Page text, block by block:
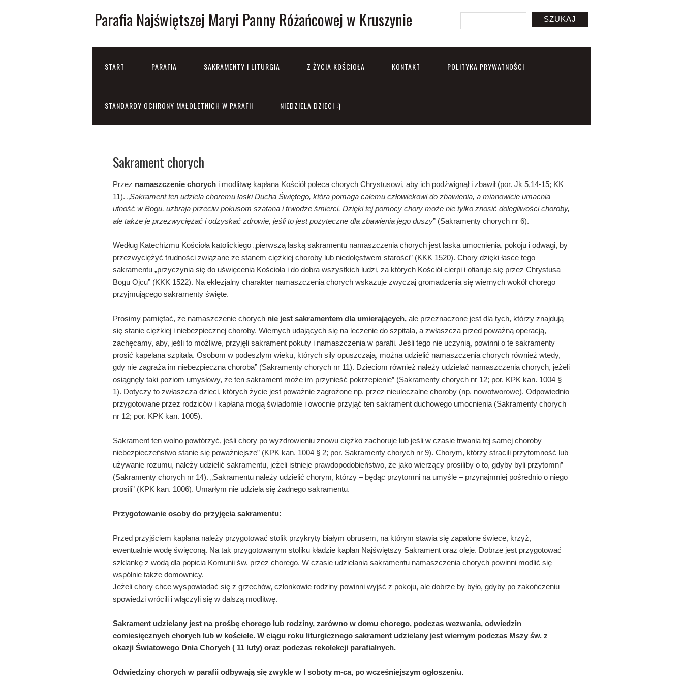
Parafia Najświętszej Maryi Panny Różańcowej w Kruszynie SZUKAJ
START PARAFIA SAKRAMENTY I LITURGIA Z ŻYCIA KOŚCIOŁA KONTAKT POLITYKA PRYWATNOŚCI
STANDARDY OCHRONY MAŁOLETNICH W PARAFII NIEDZIELA DZIECI :)
Sakrament chorych
Przez namaszczenie chorych i modlitwę kapłana Kościół poleca chorych Chrystusowi, aby ich podźwignął i zbawił (por. Jk 5,14-15; KK
11). „Sakrament ten udziela choremu łaski Ducha Świętego, która pomaga całemu człowiekowi do zbawienia, a mianowicie umacnia
ufność w Bogu, uzbraja przeciw pokusom szatana i trwodze śmierci. Dzięki tej pomocy chory może nie tylko znosić dolegliwości choroby,
ale także je przezwyciężać i odzyskać zdrowie, jeśli to jest pożyteczne dla zbawienia jego duszy” (Sakramenty chorych nr 6).
Według Katechizmu Kościoła katolickiego „pierwszą łaską sakramentu namaszczenia chorych jest łaska umocnienia, pokoju i odwagi, by
przezwyciężyć trudności związane ze stanem ciężkiej choroby lub niedołęstwem starości” (KKK 1520). Chory dzięki łasce tego
sakramentu „przyczynia się do uświęcenia Kościoła i do dobra wszystkich ludzi, za których Kościół cierpi i ofiaruje się przez Chrystusa
Bogu Ojcu” (KKK 1522). Na eklezjalny charakter namaszczenia chorych wskazuje zwyczaj gromadzenia się wiernych wokół chorego
przyjmującego sakramenty święte.
Prosimy pamiętać, że namaszczenie chorych nie jest sakramentem dla umierających, ale przeznaczone jest dla tych, którzy znajdują
się stanie ciężkiej i niebezpiecznej choroby. Wiernych udających się na leczenie do szpitala, a zwłaszcza przed poważną operacją,
zachęcamy, aby, jeśli to możliwe, przyjęli sakrament pokuty i namaszczenia w parafii. Jeśli tego nie uczynią, powinni o te sakramenty
prosić kapelana szpitala. Osobom w podeszłym wieku, których siły opuszczają, można udzielić namaszczenia chorych również wtedy,
gdy nie zagraża im niebezpieczna choroba” (Sakramenty chorych nr 11). Dzieciom również należy udzielać namaszczenia chorych, jeżeli
osiągnęły taki poziom umysłowy, że ten sakrament może im przynieść pokrzepienie” (Sakramenty chorych nr 12; por. KPK kan. 1004 §
1). Dotyczy to zwłaszcza dzieci, których życie jest poważnie zagrożone np. przez nieuleczalne choroby (np. nowotworowe). Odpowiednio
przygotowane przez rodziców i kapłana mogą świadomie i owocnie przyjąć ten sakrament duchowego umocnienia (Sakramenty chorych
nr 12; por. KPK kan. 1005).
Sakrament ten wolno powtórzyć, jeśli chory po wyzdrowieniu znowu ciężko zachoruje lub jeśli w czasie trwania tej samej choroby
niebezpieczeństwo stanie się poważniejsze” (KPK kan. 1004 § 2; por. Sakramenty chorych nr 9). Chorym, którzy stracili przytomność lub
używanie rozumu, należy udzielić sakramentu, jeżeli istnieje prawdopodobieństwo, że jako wierzący prosiliby o to, gdyby byli przytomni”
(Sakramenty chorych nr 14). „Sakramentu należy udzielić chorym, którzy – będąc przytomni na umyśle – przynajmniej pośrednio o niego
prosili” (KPK kan. 1006). Umarłym nie udziela się żadnego sakramentu.
Przygotowanie osoby do przyjęcia sakramentu:
Przed przyjściem kapłana należy przygotować stolik przykryty białym obrusem, na którym stawia się zapalone świece, krzyż,
ewentualnie wodę święconą. Na tak przygotowanym stoliku kładzie kapłan Najświętszy Sakrament oraz oleje. Dobrze jest przygotować
szklankę z wodą dla popicia Komunii św. przez chorego. W czasie udzielania sakramentu namaszczenia chorych powinni modlić się
wspólnie także domownicy.
Jeżeli chory chce wyspowiadać się z grzechów, członkowie rodziny powinni wyjść z pokoju, ale dobrze by było, gdyby po zakończeniu
spowiedzi wrócili i włączyli się w dalszą modlitwę.
Sakrament udzielany jest na prośbę chorego lub rodziny, zarówno w domu chorego, podczas wezwania, odwiedzin
comiesięcznych chorych lub w kościele. W ciągu roku liturgicznego sakrament udzielany jest wiernym podczas Mszy św. z
okazji Światowego Dnia Chorych ( 11 luty) oraz podczas rekolekcji parafialnych.
Odwiedziny chorych w parafii odbywają się zwykle w I soboty m-ca, po wcześniejszym ogłoszeniu.